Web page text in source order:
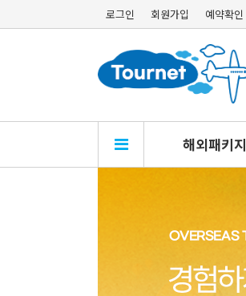
로그인 회원가입 예약확인
해외패키지